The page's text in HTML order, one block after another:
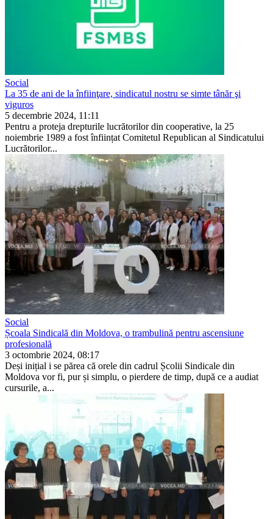
Social
La 35 de ani de la înfiinţare, sindicatul nostru se simte tânăr şi
viguros
5 decembrie 2024, 11:11
Pentru a proteja drepturile lucrătorilor din cooperati­ve, la 25
noiembrie 1989 a fost înființat Comitetul Re­publican al Sindicatului
Lu­crătorilor...
Social
Școala Sindicală din Moldova, o trambulină pentru ascensiune
profesională
3 octombrie 2024, 08:17
Deși inițial i se părea că orele din ca­drul Școlii Sindicale din
Moldova vor fi, pur și simplu, o pierdere de timp, după ce a audiat
cursurile, a...